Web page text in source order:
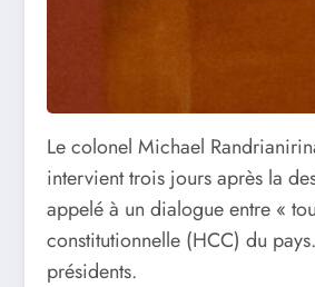
Le colonel Michael
intervient trois jours après la
appelé à un dialogue entre «
constitutionnelle (HCC) du
présidents.